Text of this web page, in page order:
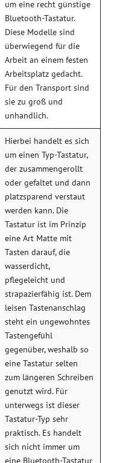
um eine recht günstige
Bluetooth-Tastatur.
Diese Modelle sind
überwiegend für die
Arbeit an einem festen
Arbeitsplatz gedacht.
Für den Transport sind
sie zu groß und
unhandlich.
Hierbei handelt es sich
um einen Typ-Tastatur,
der zusammengerollt
oder gefaltet und dann
platzsparend verstaut
werden kann. Die
Tastatur ist im Prinzip
eine Art Matte mit
Tasten darauf, die
wasserdicht,
pflegeleicht und
strapazierfähig ist. Dem
leisen Tastenanschlag
steht ein ungewohntes
Tastengefühl
gegenüber, weshalb so
eine Tastatur selten
zum längeren Schreiben
genutzt wird. Für
unterwegs ist dieser
Tastatur-Typ sehr
praktisch. Es handelt
sich nicht immer um
eine Bluetooth-Tastatur